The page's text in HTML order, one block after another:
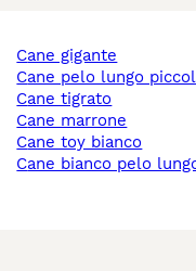
cane gigante
cane pelo lungo
cane tigrato
cane marrone
cane toy bianco
cane bianco pelo